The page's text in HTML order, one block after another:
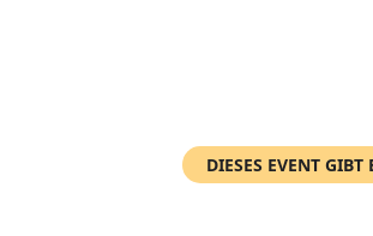
DIESES EVENT